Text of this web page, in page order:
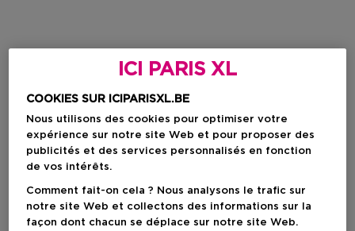
ICI PARIS XL
COOKIES SUR ICIPARISXL.BE
Nous utilisons des cookies pour optimiser votre
expérience sur notre site Web et pour proposer des
publicités et des services personnalisés en fonction
de vos intérêts.
Comment fait-on cela ? Nous analysons le trafic sur
notre site Web et collectons des informations sur la
façon dont chacun se déplace sur notre site Web.